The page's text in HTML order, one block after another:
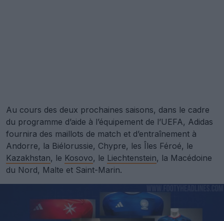
Au cours des deux prochaines saisons, dans le cadre
du programme d’aide à l’équipement de l’UEFA, Adidas
fournira des maillots de match et d’entraînement à
Andorre, la Biélorussie, Chypre, les Îles Féroé, le
Kazakhstan, le Kosovo, le Liechtenstein, la Macédoine
du Nord, Malte et Saint-Marin.